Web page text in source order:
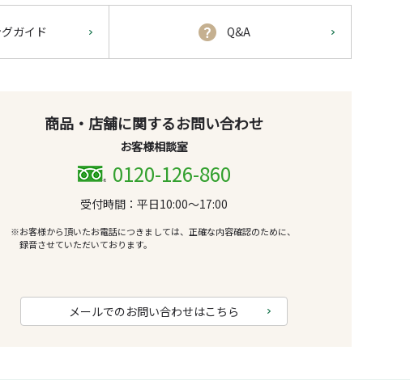
ガイド Q&A
商品・店舗に関するお問い合わせ
お客様相談室
0120-126-860
受付時間：平日10:00～17:00
※お客様から頂いたお電話につきましては、正確な内容確認のために、
録音させていただいております。
メールでのお問い合わせはこちら